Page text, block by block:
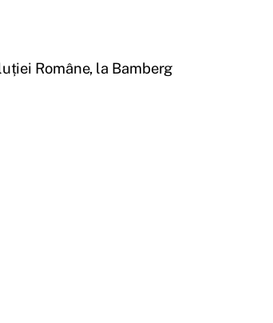
Române, la Bamberg